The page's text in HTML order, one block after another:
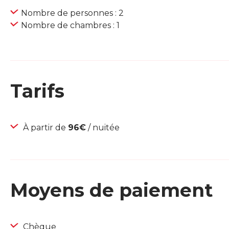
Nombre de personnes : 2
Nombre de chambres : 1
Tarifs
À partir de 96€ / nuitée
Moyens de paiement
Chèque